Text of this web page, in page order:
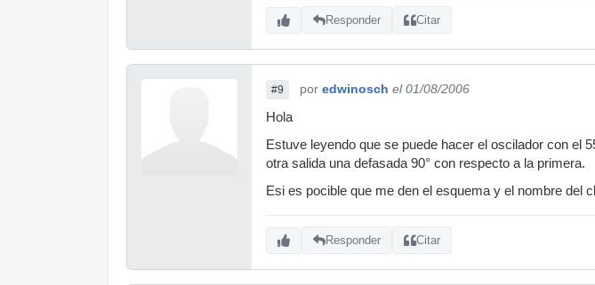
Responder Citar
#9 por edwinosch el 01/08/2006
Hola
Estuve leyendo que se puede hacer el oscilador con el
otra salida una defasada 90° con respecto a la primera.
Esi es pocible que me den el esquema y el nombre del
Responder Citar